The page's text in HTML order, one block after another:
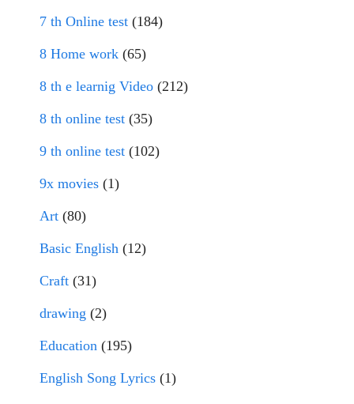
7 th Online test (184)
8 Home work (65)
8 th e learnig Video (212)
8 th online test (35)
9 th online test (102)
9x movies (1)
Art (80)
Basic English (12)
Craft (31)
drawing (2)
Education (195)
English Song Lyrics (1)